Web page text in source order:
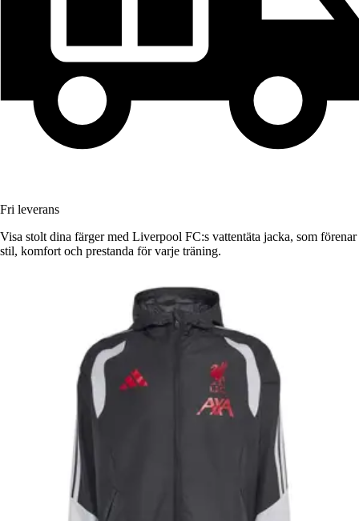
Fri leverans
Visa stolt dina färger med Liverpool FC:s vattentäta jacka, som förenar
stil, komfort och prestanda för varje träning.